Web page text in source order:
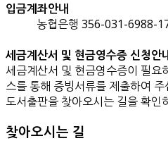
입금계좌안내
농협은행 356-031-6988-
세금계산서 및 현금영수증 신청안
세금계산서 및 현금영수증이 필요
스를 통해 증빙서류를 제출하여 주
도서출판을 찾아오시는 길을 확인
찾아오시는 길